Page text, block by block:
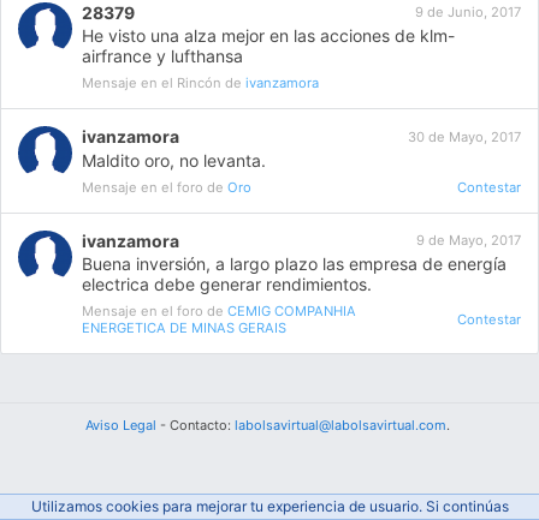
28379 9 de Junio, 2017
He visto una alza mejor en las acciones de klm-
airfrance y lufthansa
Mensaje en el Rincón deivanzamora
ivanzamora 30 de Mayo, 2017
Maldito oro, no levanta.
Mensaje en el foro deOro Contestar
ivanzamora 9 de Mayo, 2017
Buena inversión, a largo plazo las empresa de energía
electrica debe generar rendimientos.
Mensaje en el foro deCEMIG COMPANHIA
ENERGETICA DE MINAS GERAIS
Contestar
Aviso Legal - Contacto: labolsavirtual@labolsavirtual.com.
Utilizamos cookies para mejorar tu experiencia de usuario. Si continúas